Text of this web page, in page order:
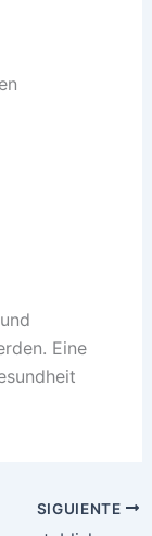
Eine
SIGUIENTE